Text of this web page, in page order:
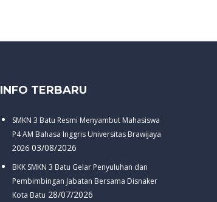
INFO TERBARU
SMKN 3 Batu Resmi Menyambut Mahasiswa
P4 AM Bahasa Inggris Universitas Brawijaya
2026 03/08/2026
BKK SMKN 3 Batu Gelar Penyuluhan dan
Pembimbingan Jabatan Bersama Disnaker
Kota Batu 28/07/2026